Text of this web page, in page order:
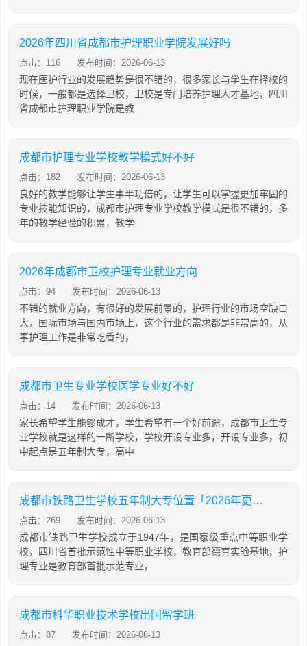
2026年四川省成都市护理职业学院发展好吗
点击：116 发布时间：2026-06-13
现在医护行业的发展趋势是很不错的，很多家长与学生在择校的
时候，一般都是选择卫校，卫校是专门培养护理人才基地，四川
省成都市护理职业学院是教
成都市护理专业学校教学模式好不好
点击：182 发布时间：2026-06-13
良好的教学能够让学生事半功倍的，让学生可以掌握更加牢固的
专业技能知识的，成都市护理专业学校教学模式是很不错的，多
年的教学经验的积累，教学
2026年成都市卫校护理专业就业方向
点击：94 发布时间：2026-06-13
不错的就业方向，有很好的发展前景的，护理行业的市场空缺口
大，国际市场与国内市场上，这个行业的需求都是非常高的，从
事护理工作是非常吃香的，
成都市卫生专业学校医学专业好不好
点击：14 发布时间：2026-06-13
家长希望学生能够成才，学生希望有一个好前途，成都市卫生专
业学校就是这样的一所学校，学校开设专业多，开设专业多，初
中起点是五年制大专，高中
成都市铁路卫生学校五年制大专位置「2026年更新」
点击：269 发布时间：2026-06-13
成都市铁路卫生学校成立于1947年，是国家级重点中等职业学
校，四川省首批示范性中等职业学校，教育部德育实验基地，护
理专业是教育部首批示范专业，
成都市科华职业技术学校出国留学班
点击：87 发布时间：2026-06-13